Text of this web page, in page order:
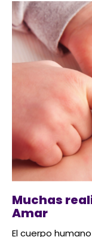
Muchas
Amar
El cuerpo